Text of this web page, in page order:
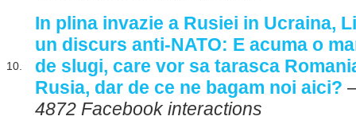
10.
In plina invazie a Rusiei in Ucraina,
un discurs anti-NATO: E acuma o
de slugi, care vor sa tarasca
Rusia, dar de ce ne bagam noi aici?
4872 Facebook interactions